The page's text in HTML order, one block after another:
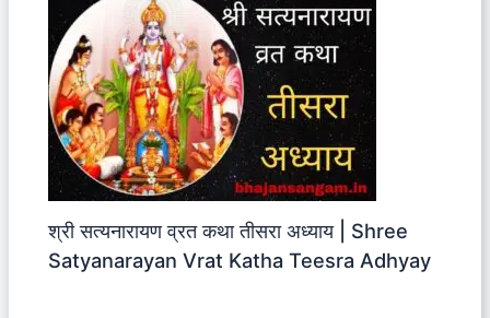
श्री सत्यनारायण व्रत कथा तीसरा अध्याय | Shree
Satyanarayan Vrat Katha Teesra Adhyay